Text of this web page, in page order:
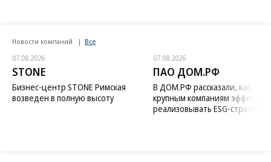
Новости компаний Все
07.08.2026
STONE
Бизнес-центр STONE Римская
возведен в полную высоту
07.08.2026
ПАО ДОМ.РФ
В ДОМ.РФ рассказали, как
крупным компаниям
реализовывать ESG-стратегию